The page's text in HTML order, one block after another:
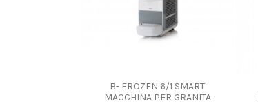
B- FROZEN 6/1 SMART
MACCHINA PER GRANITA